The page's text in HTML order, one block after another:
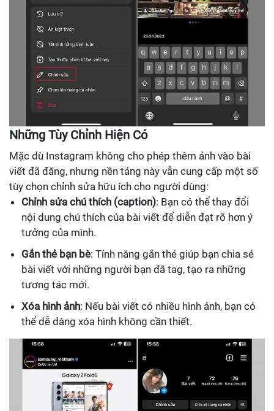
Những Tùy Chỉnh Hiện Có
Mặc dù Instagram không cho phép thêm ảnh vào bài
viết đã đăng, nhưng nền tảng này vẫn cung cấp một số
tùy chọn chỉnh sửa hữu ích cho người dùng:
Chỉnh sửa chú thích (caption): Bạn có thể thay đổi
nội dung chú thích của bài viết để diễn đạt rõ hơn ý
tưởng của mình.
Gắn thẻ bạn bè: Tính năng gắn thẻ giúp bạn chia sẻ
bài viết với những người bạn đã tag, tạo ra những
tương tác mới.
Xóa hình ảnh: Nếu bài viết có nhiều hình ảnh, bạn có
thể dễ dàng xóa hình không cần thiết.